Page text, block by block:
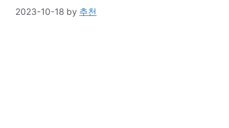
2023-10-18 by 추천